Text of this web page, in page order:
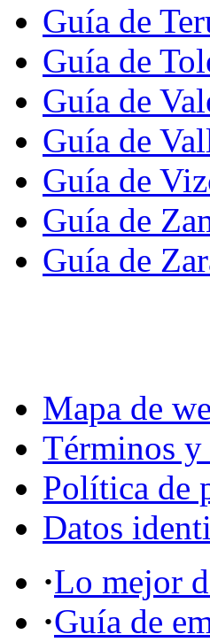
Guía de
Guía de
Guía de
Guía de
Guía de
Guía de
Guía de
Mapa de
Términos
Política de
Datos
·Lo mejor
·Guía de